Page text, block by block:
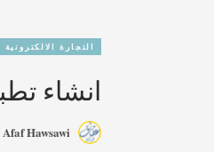
التجارة الالكترونية
انشاء
Afaf Hawsawi